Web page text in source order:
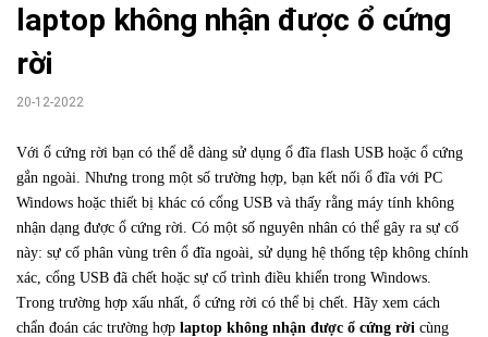
laptop không nhận được ổ cứng
rời
20-12-2022
Với ổ cứng rời bạn có thể dễ dàng sử dụng ổ đĩa flash USB hoặc ổ cứng
gắn ngoài. Nhưng trong một số trường hợp, bạn kết nối ổ đĩa với PC
Windows hoặc thiết bị khác có cổng USB và thấy rằng máy tính không
nhận dạng được ổ cứng rời. Có một số nguyên nhân có thể gây ra sự cố
này: sự cố phân vùng trên ổ đĩa ngoài, sử dụng hệ thống tệp không chính
xác, cổng USB đã chết hoặc sự cố trình điều khiển trong Windows.
Trong trường hợp xấu nhất, ổ cứng rời có thể bị chết. Hãy xem cách
chẩn đoán các trường hợp laptop không nhận được ổ cứng rời cùng